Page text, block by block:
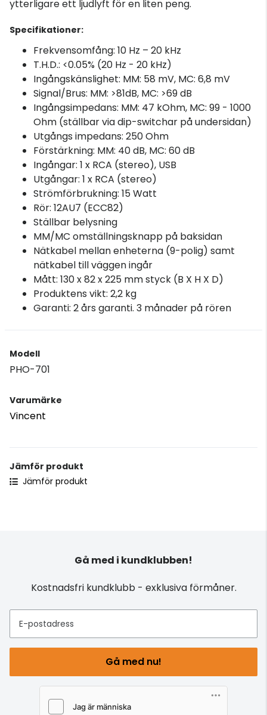
ytterligare ett ljudlyft för en liten peng.
Specifikationer:
Frekvensomfång: 10 Hz – 20 kHz
T.H.D.: <0.05% (20 Hz - 20 kHz)
Ingångskänslighet: MM: 58 mV, MC: 6,8 mV
Signal/Brus: MM: >81dB, MC: >69 dB
Ingångsimpedans: MM: 47 kOhm, MC: 99 - 1000
Ohm (ställbar via dip-switchar på undersidan)
Utgångs impedans: 250 Ohm
Förstärkning: MM: 40 dB, MC: 60 dB
Ingångar: 1 x RCA (stereo), USB
Utgångar: 1 x RCA (stereo)
Strömförbrukning: 15 Watt
Rör: 12AU7 (ECC82)
Ställbar belysning
MM/MC omställningsknapp på baksidan
Nätkabel mellan enheterna (9-polig) samt
nätkabel till väggen ingår
Mått: 130 x 82 x 225 mm styck (B X H X D)
Produktens vikt: 2,2 kg
Garanti: 2 års garanti. 3 månader på rören
Modell
PHO-701
Varumärke
Vincent
Jämför produkt
Jämför produkt
Gå med i kundklubben!
Kostnadsfri kundklubb - exklusiva förmåner.
E-postadress
Gå med nu!